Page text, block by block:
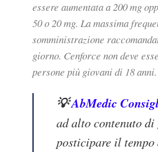
essere aumentata a 200 mg
50 o 20 mg. La massima
somministrazione
giorno. Cenforce non deve
persone più giovani di 18 anni.
💡AbMedic
ad alto contenuto di
posticipare il tempo